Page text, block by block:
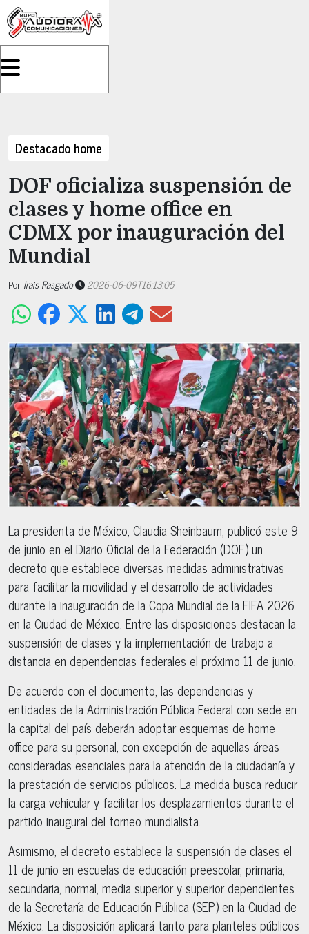
Destacado home
DOF oficializa suspensión de
clases y home office en
CDMX por inauguración del
Mundial
Por Irais Rasgado 2026-06-09T16:13:05
La presidenta de México, Claudia Sheinbaum, publicó este 9
de junio en el Diario Oficial de la Federación (DOF) un
decreto que establece diversas medidas administrativas
para facilitar la movilidad y el desarrollo de actividades
durante la inauguración de la Copa Mundial de la FIFA 2026
en la Ciudad de México. Entre las disposiciones destacan la
suspensión de clases y la implementación de trabajo a
distancia en dependencias federales el próximo 11 de junio.
De acuerdo con el documento, las dependencias y
entidades de la Administración Pública Federal con sede en
la capital del país deberán adoptar esquemas de home
office para su personal, con excepción de aquellas áreas
consideradas esenciales para la atención de la ciudadanía y
la prestación de servicios públicos. La medida busca reducir
la carga vehicular y facilitar los desplazamientos durante el
partido inaugural del torneo mundialista.
Asimismo, el decreto establece la suspensión de clases el
11 de junio en escuelas de educación preescolar, primaria,
secundaria, normal, media superior y superior dependientes
de la Secretaría de Educación Pública (SEP) en la Ciudad de
México. La disposición aplicará tanto para planteles públicos